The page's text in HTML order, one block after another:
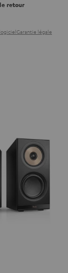
retour
Garantie légale